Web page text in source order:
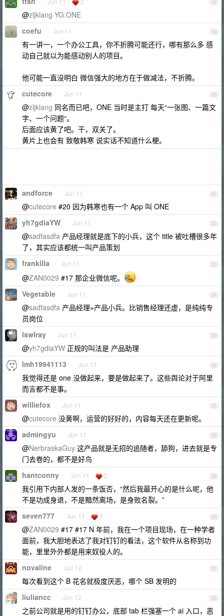
18
@zljklang YG.ONE
19
coefu Jun 11
有一讲一，一个办公工具，你不折腾可能还行，哪有那么多 感
动自己就以为能感动别人的项目。
他可能一直没明白 微信强大的地方在于做减法，不折腾。
20
cutecore Jun 11
@zljklang 同名而已吧，ONE 当时是主打 每天“一张图、一篇文
字、一个问题“。
后面应该黄了吧。干，双关了。
黄片上也会有 致敬韩寒 说实话不知道什么梗。
21
andforce Jun 11
@cutecore #20 因为韩寒也有一个 App 叫 ONE
22
yh7gdiaYW Jun 11
@sadfasdfa 产品经理就是底下的小兵，这个 title 被吐槽很多年
了，其实应该都统一叫产品策划
23
frankilla Jun 11
@ZAN0029 #17 那企业微信呢。
24
Vegetable Jun 11
@sadfasdfa 产品经理=产品小兵。比销售经理还虚，是纯纯专
员岗位
25
lswlray Jun 11
@yh7gdiaYW 正规的叫法是 产品助理
26
lmh19941113 Jun 11
我觉得还是 one 没做起来，要是做起来了。这些舆论对于阿里
而言都不是事。
27
williefox Jun 11
@cutecore 没黄啊，运营的好好的，内容每天还在更新呢。
28
admingyu Jun 11
@NerbraskaGuy 这产品就是无招的追随者，舔狗，进去就是专
门去卷的，都不是好鸟
29
hantconny Jun 11 2
我引用下内部人发的一条饭否，“然后我最开心的是什么呢，他
不是功成身退，不是黯然离场，是身败名裂。”
30
seven777 Jun 11 1
@ZAN0029 #17 #17 N 年前，我在一个项目现场，在一种学者
面前，我大胆地表达了我对钉钉的看法，这个软件从名称到功
能，里里外外都是用来奴役人的。
31
novaline Jun 12
每次看到这个 B 花名就极度厌恶，哪个 SB 发明的
32
liuliancc Jun 12
之前公司就是用的钉钉办公，底部 tab 栏强塞一个 ai 入口，恶